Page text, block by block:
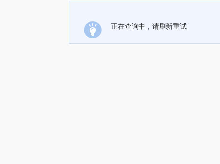
正在查询中，请刷新重试